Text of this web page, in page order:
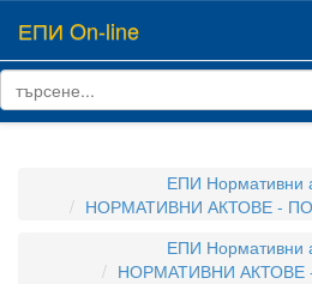
ЕПИ On-line
ЕПИ Нормативни
НОРМАТИВНИ АКТОВЕ -
ЕПИ Нормативни
НОРМАТИВНИ АКТОВЕ